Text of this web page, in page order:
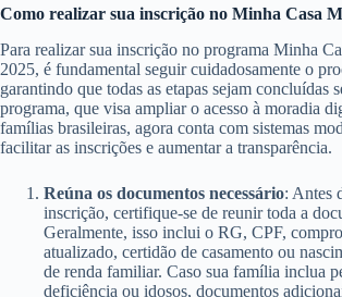
Como realizar sua inscrição no Minha Casa
Para realizar sua inscrição no programa Minha
2025, é fundamental seguir cuidadosamente o
garantindo que todas as etapas sejam concluídas
programa, que visa ampliar o acesso à moradia
famílias brasileiras, agora conta com sistemas
facilitar as inscrições e aumentar a transparência.
Reúna os documentos necessário: Antes
inscrição, certifique-se de reunir toda a
Geralmente, isso inclui o RG, CPF,
atualizado, certidão de casamento ou
de renda familiar. Caso sua família inclua
deficiência ou idosos, documentos